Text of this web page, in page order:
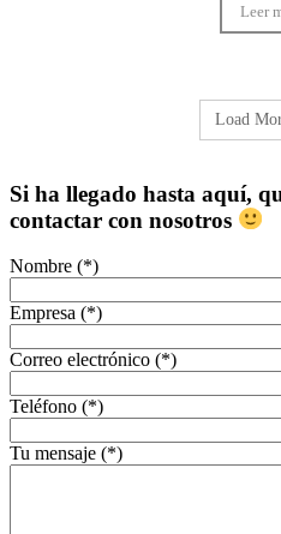
Leer
Load
Si ha llegado hasta aquí,
contactar con nosotros
Nombre (*)
Empresa (*)
Correo electrónico (*)
Teléfono (*)
Tu mensaje (*)